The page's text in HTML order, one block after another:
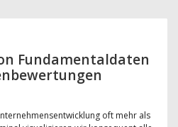
Fundamentaldaten
oft mehr als